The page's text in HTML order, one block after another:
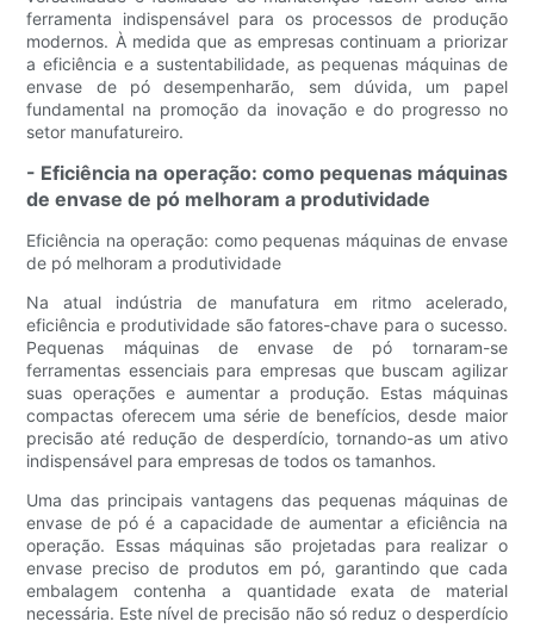
ferramenta indispensável para os processos de produção
modernos. À medida que as empresas continuam a priorizar
a eficiência e a sustentabilidade, as pequenas máquinas de
envase de pó desempenharão, sem dúvida, um papel
fundamental na promoção da inovação e do progresso no
setor manufatureiro.
- Eficiência na operação: como pequenas máquinas
de envase de pó melhoram a produtividade
Eficiência na operação: como pequenas máquinas de envase
de pó melhoram a produtividade
Na atual indústria de manufatura em ritmo acelerado,
eficiência e produtividade são fatores-chave para o sucesso.
Pequenas máquinas de envase de pó tornaram-se
ferramentas essenciais para empresas que buscam agilizar
suas operações e aumentar a produção. Estas máquinas
compactas oferecem uma série de benefícios, desde maior
precisão até redução de desperdício, tornando-as um ativo
indispensável para empresas de todos os tamanhos.
Uma das principais vantagens das pequenas máquinas de
envase de pó é a capacidade de aumentar a eficiência na
operação. Essas máquinas são projetadas para realizar o
envase preciso de produtos em pó, garantindo que cada
embalagem contenha a quantidade exata de material
necessária. Este nível de precisão não só reduz o desperdício